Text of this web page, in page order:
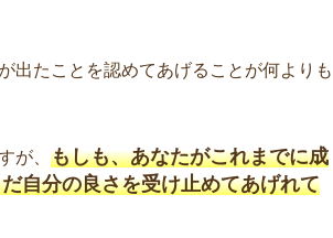
出たことを認めてあげることが何よりも
が、 もしも、あなたがこれまでに成
自分の良さを受け止めてあげれて